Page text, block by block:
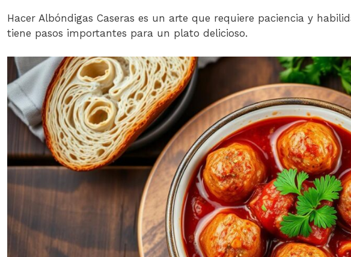
Hacer Albóndigas Caseras es un arte que requiere paciencia y
tiene pasos importantes para un plato delicioso.